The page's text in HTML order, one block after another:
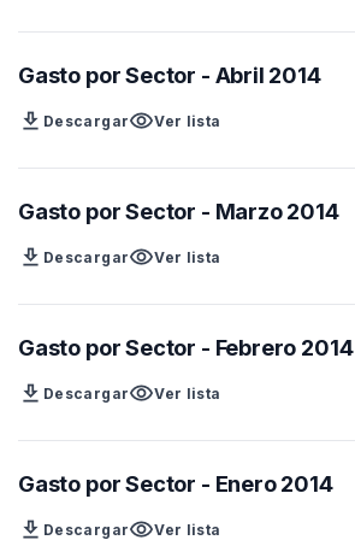
Gasto por Sector - Abril 2014
download DescargarvisibilityVer lista
Gasto por Sector - Marzo 2014
download DescargarvisibilityVer lista
Gasto por Sector - Febrero 2014
download DescargarvisibilityVer lista
Gasto por Sector - Enero 2014
download DescargarvisibilityVer lista